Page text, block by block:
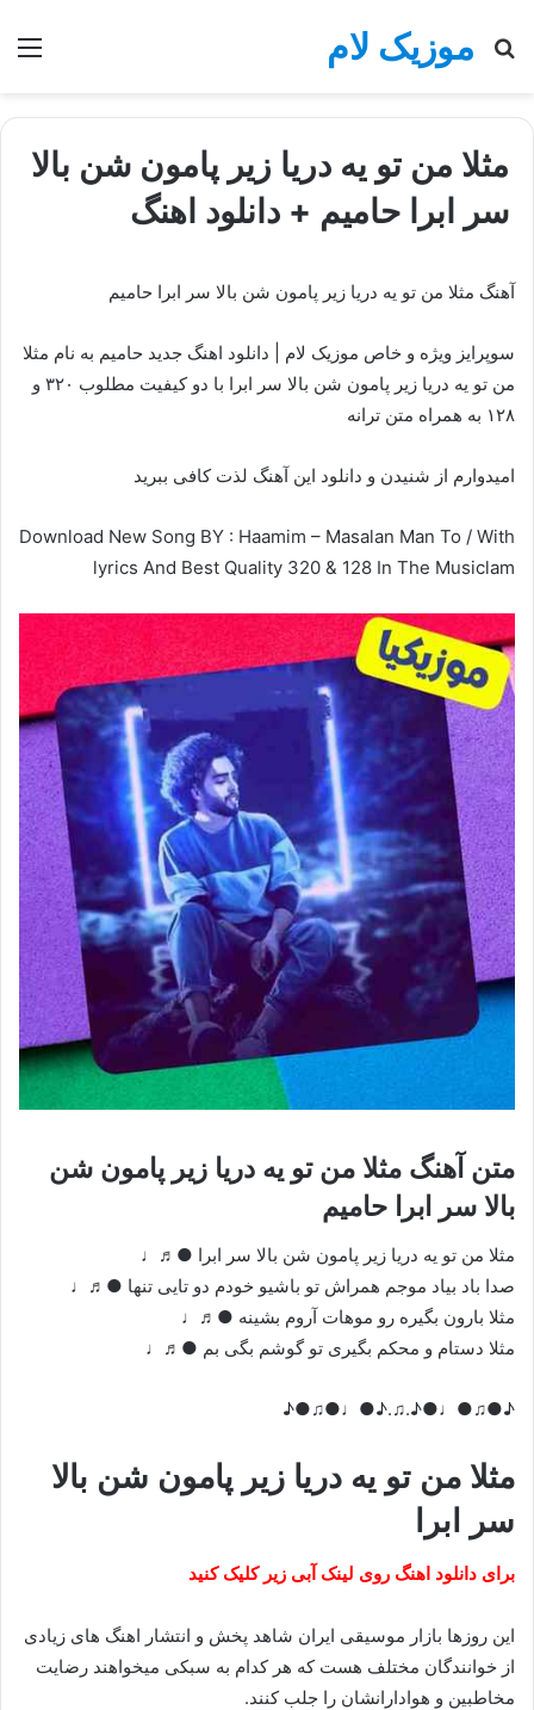
موزیک لام
جستجو
مثلا من تو یه دریا زیر پامون شن بالا
سر ابرا حامیم + دانلود اهنگ
آهنگ مثلا من تو یه دریا زیر پامون شن بالا سر ابرا حامیم
سوپرایز ویژه و خاص موزیک لام | دانلود اهنگ جدید حامیم به نام مثلا
من تو یه دریا زیر پامون شن بالا سر ابرا با دو کیفیت مطلوب ۳۲۰ و
۱۲۸ به همراه متن ترانه
امیدوارم از شنیدن و دانلود این آهنگ لذت کافی ببرید
Download New Song BY : Haamim – Masalan Man To / With
lyrics And Best Quality 320 & 128 In The Musiclam
متن آهنگ مثلا من تو یه دریا زیر پامون شن
بالا سر ابرا حامیم
مثلا من تو یه دریا زیر پامون شن بالا سر ابرا ●♬♩
صدا باد بیاد موجم همراش تو باشیو‌ خودم دو تایی تنها ●♬♩
مثلا بارون بگیره رو موهات آروم بشینه ●♬♩
مثلا دستام و محکم بگیری‌ تو گوشم بگی بم ●♬♩
♪●♫●♩●♪.♫.♪●♩●♫●♪
مثلا من تو یه دریا زیر پامون شن بالا
سر ابرا
برای دانلود اهنگ روی لینک آبی زیر کلیک کنید
این روزها بازار موسیقی ایران شاهد پخش و انتشار اهنگ های زیادی
از خوانندگان مختلف هست که هر کدام به سبکی میخواهند رضایت
مخاطبین و هوادارانشان را جلب کنند.